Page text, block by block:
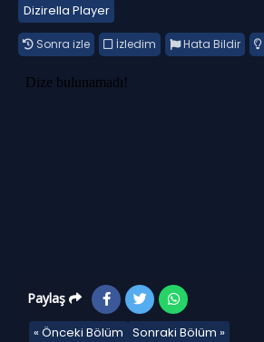
Dizirella Player
Sonra izle İzledim Hata Bildir
Paylaş
« Önceki Bölüm Sonraki Bölüm »